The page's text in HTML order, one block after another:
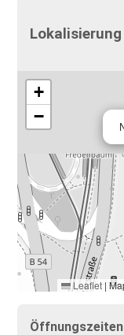
Lokalisierung
+
−
Leaflet |
Öffnungszeiten